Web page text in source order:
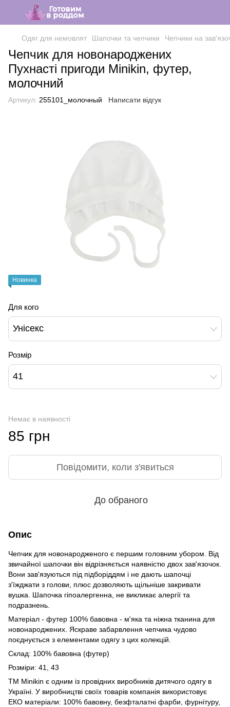
Одяг для немовлят Шапочки та чепчики Чепчики на
Чепчик для новонароджених
Пухнасті пригоди Minikin, футер,
молочний
Артикул: 255101_молочный Написати відгук
Новинка
Для кого
Унісекс
Розмір
41
Немає в наявності
85 грн
Повідомити, коли з'явиться
До обраного
Опис
Чепчик для новонародженого є першим головним убором. Від
звичайної шапочки він відрізняється наявністю двох зав'язочок.
Вони зав'язуються під підборіддям і не дають шапочці
з'їжджати з голови, плюс дозволяють щільніше закривати
вушка. Шапочка гіпоалергенна, не викликає алергії та
подразнень.
Матеріал - футер 100% бавовна - м'яка та ніжна тканина для
новонароджених. Яскраве забарвлення чепчика чудово
поєднується з елементами одягу з цих колекцій.
Склад: 100% бавовна (футер)
Розміри: 41, 43
ТМ Minikin є одним із провідних виробників дитячого одягу в
Україні. У виробництві своїх товарів компанія використовує
ЕКО матеріали: 100% бавовну, безфталатні фарби, фурнітуру,